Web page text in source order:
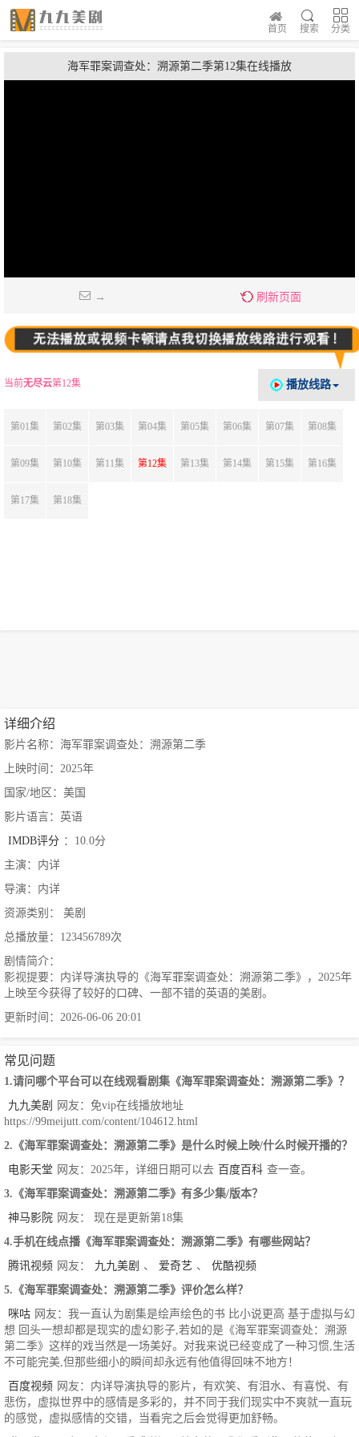
分类
搜索
首页
海军罪案调查处：溯源第二季第12集在线播放
→ 刷新页面
播放线路
当前无尽云第12集
第01集 第02集 第03集 第04集 第05集 第06集 第07集 第08集
第09集 第10集 第11集 第12集 第13集 第14集 第15集 第16集
第17集 第18集
详细介绍
影片名称：海军罪案调查处：溯源第二季
上映时间：2025年
国家/地区：美国
影片语言：英语
IMDB评分 ：10.0分
主演：内详
导演：内详
资源类别： 美剧
总播放量：123456789次
剧情简介：
影视提要：内详导演执导的《海军罪案调查处：溯源第二季》，2025年
上映至今获得了较好的口碑、一部不错的英语的美剧。
更新时间：2026-06-06 20:01
常见问题
1.请问哪个平台可以在线观看剧集《海军罪案调查处：溯源第二季》？
九九美剧
网友：免vip在线播放地址
https://99meijutt.com/content/104612.html
2.《海军罪案调查处：溯源第二季》是什么时候上映/什么时候开播的？
电影天堂 网友：2025年，详细日期可以去 百度百科 查一查。
3.《海军罪案调查处：溯源第二季》有多少集/版本？
神马影院 网友： 现在是更新第18集
4.手机在线点播《海军罪案调查处：溯源第二季》有哪些网站？
腾讯视频 网友： 九九美剧 、 爱奇艺 、
优酷视频
5.《海军罪案调查处：溯源第二季》评价怎么样？
咪咕 网友：我一直认为剧集是绘声绘色的书 比小说更高 基于虚拟与幻
想 回头一想却都是现实的虚幻影子,若如的是《海军罪案调查处：溯源
第二季》这样的戏当然是一场美好。对我来说已经变成了一种习惯,生活
不可能完美,但那些细小的瞬间却永远有他值得回味不地方！
百度视频 网友：内详导演执导的影片，有欢笑、有泪水、有喜悦、有
悲伤，虚拟世界中的感情是多彩的，并不同于我们现实中不爽就一直玩
的感觉，虚拟感情的交错，当看完之后会觉得更加舒畅。